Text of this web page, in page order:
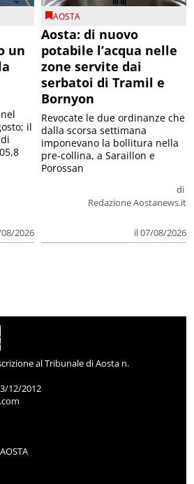
un
2026
il
AOSTA
Aosta: di nuovo
potabile l’acqua nelle
zone servite dai
serbatoi di Tramil e
Bornyon
di
Redazione Aostanews.it
il 07/08/2026
Revocate le due ordinanze che
dalla scorsa settimana
imponevano la bollitura nella
pre-collina, a Saraillon e
Porossan
al Tribunale di Aosta n.
12/2012